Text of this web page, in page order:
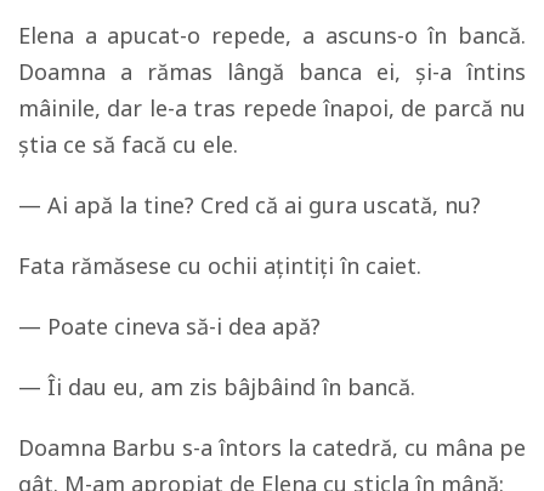
Elena a apucat-o repede, a ascuns-o în bancă.
Doamna a rămas lângă banca ei, şi-a întins
mâinile, dar le-a tras repede înapoi, de parcă nu
ştia ce să facă cu ele.
— Ai apă la tine? Cred că ai gura uscată, nu?
Fata rămăsese cu ochii aţintiţi în caiet.
— Poate cineva să-i dea apă?
— Îi dau eu, am zis bâjbâind în bancă.
Doamna Barbu s-a întors la catedră, cu mâna pe
gât. M-am apropiat de Elena cu sticla în mână: